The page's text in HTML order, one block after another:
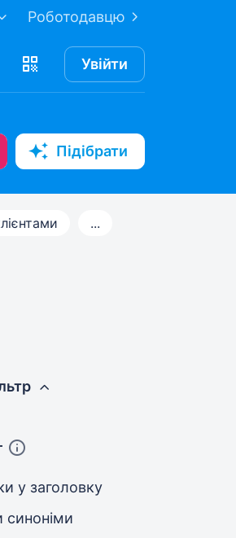
Роботодавцю
Увійти
Підібрати
...
у заголовку
синоніми